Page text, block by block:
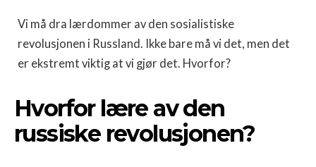
Vi må dra lærdommer av den sosialistiske
revolusjonen i Russland. Ikke bare må vi det, men det
er ekstremt viktig at vi gjør det. Hvorfor?
Hvorfor lære av den
russiske revolusjonen?